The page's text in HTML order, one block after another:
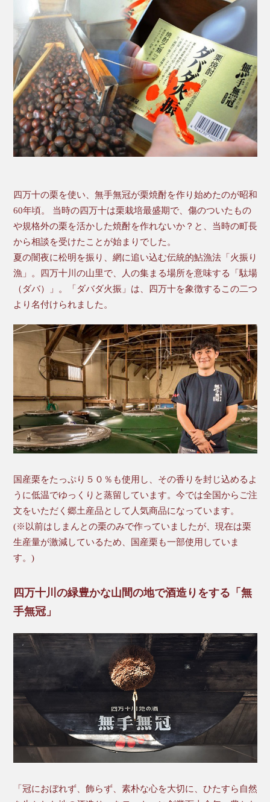
四万十の栗を使い、無手無冠が栗焼酎を作り始めたのが昭和
60年頃。 当時の四万十は栗栽培最盛期で、傷のついたもの
や規格外の栗を活かした焼酎を作れないか？と、当時の町長
から相談を受けたことが始まりでした。
夏の闇夜に松明を振り、網に追い込む伝統的鮎漁法「火振り
漁」。四万十川の山里で、人の集まる場所を意味する「駄場
（ダバ）」。「ダバダ火振」は、四万十を象徴するこの二つ
より名付けられました。
国産栗をたっぷり５０％も使用し、その香りを封じ込めるよ
うに低温でゆっくりと蒸留しています。今では全国からご注
文をいただく郷土産品として人気商品になっています。
(※以前はしまんとの栗のみで作っていましたが、現在は栗
生産量が激減しているため、国産栗も一部使用していま
す。)
四万十川の緑豊かな山間の地で酒造りをする「無
手無冠」
「冠におぼれず、飾らず、素朴な心を大切に、ひたすら自然